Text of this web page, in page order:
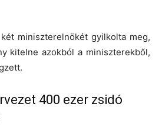
két miniszterelnökét gyilkolta meg,
kitelne azokból a miniszterekből,
400 ezer zsidó